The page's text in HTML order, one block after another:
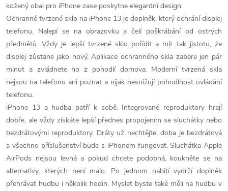
i
s
u
kožený obal pro iPhone zase poskytne elegantní design.
Ochranné tvrzené sklo na iPhone 13 je doplněk, který ochrání displej
telefonu. Nalepí se na obrazovku a čelí poškrábání od ostrých
předmětů. Vždy je lepší tvrzené sklo pořídit a mít tak jistotu, že
displej zůstane jako nový. Aplikace ochranného skla zabere jen pár
minut a zvládnete ho z pohodlí domova. Moderní tvrzená skla
nejsou na telefonu ani poznat a nijak nesnižují pohodlnost ovládání
telefonu.
iPhone 13 a hudba patří k sobě. Integrované reproduktory hrají
dobře, ale vždy získáte lepší přednes propojením se sluchátky nebo
bezdrátovými reproduktory. Dráty už nechtějte, doba je bezdrátová
a všechno příslušenství bude s iPhonem fungovat. Sluchátka Apple
AirPods nejsou levná a pokud chcete podobná, koukněte se na
alternativy, kterých není málo. Po jednom nabití vydrží doplněk
přehrávat hudbu i několik hodin. Myslet byste také měli na hudbu v